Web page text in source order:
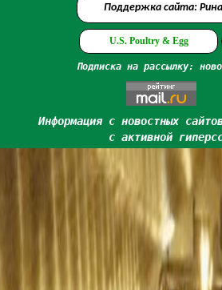
Поддержка сайта:
U.S. Poultry & Egg
Подписка на рассылку:
Информация с новостных
с активной